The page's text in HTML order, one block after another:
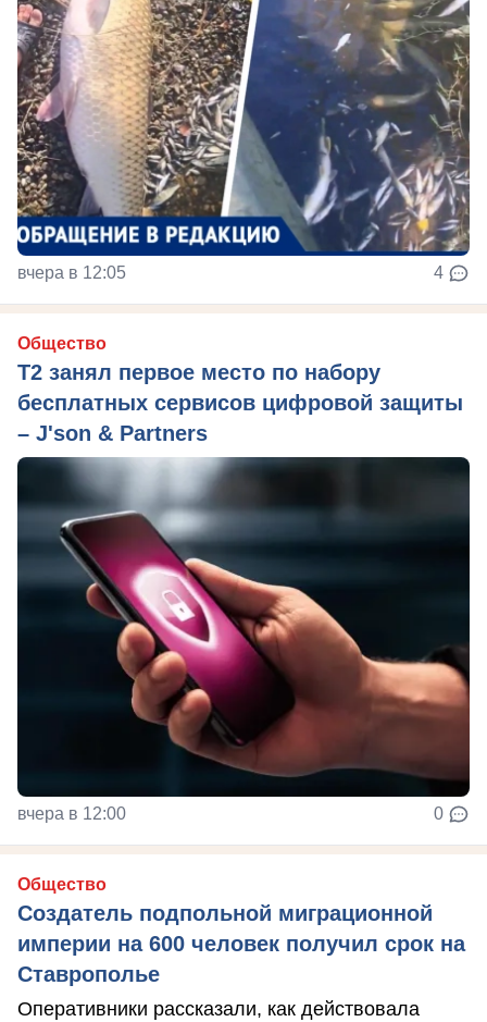
вчера в 12:05 4
Общество
Т2 занял первое место по набору
бесплатных сервисов цифровой защиты
– J'son & Partners
вчера в 12:00 0
Общество
Создатель подпольной миграционной
империи на 600 человек получил срок на
Ставрополье
Оперативники рассказали, как действовала